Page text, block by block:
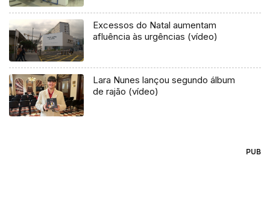
Excessos do Natal aumentam
afluência às urgências (vídeo)
Lara Nunes lançou segundo álbum
de rajão (vídeo)
PUB